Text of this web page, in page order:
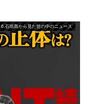
6.石垣島から見た世の中のニュース